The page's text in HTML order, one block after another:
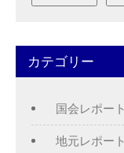
カテゴリー
国会レポート
地元レポート